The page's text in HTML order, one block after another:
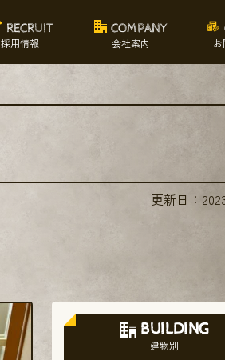
RECRUIT
採用情報
COMPANY
会社案内
更新日：
BUILDING
建物別